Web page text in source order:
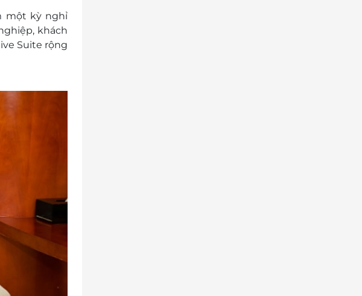
đêm)
ăn sáng)
sáng và
thừa
một kỳ nghỉ
khách
Suite rộng